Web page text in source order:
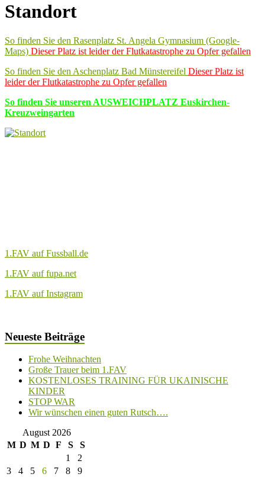
Standort
So finden Sie den Rasenplatz St. Angela Gymnasium (Google-
Maps) Dieser Platz ist leider der Flutkatastrophe zu Opfer gefallen
So finden Sie den Aschenplatz Bad Münstereifel Dieser Platz ist
leider der Flutkatastrophe zu Opfer gefallen
So finden Sie unseren AUSWEICHPLATZ Euskirchen-
Kreuzweingarten
1.FAV auf Fussball.de
1.FAV auf fupa.net
1.FAV auf Instagram
Neueste Beiträge
Frohe Weihnachten
Große Trauer beim 1.FAV
KOSTENLOSES TRAINING FÜR UKAINISCHE
KINDER
STOP WAR
Wir wünschen einen guten Rutsch….
August 2026
M D M D F S
S
1
2
3
4 5 6 7 8
9